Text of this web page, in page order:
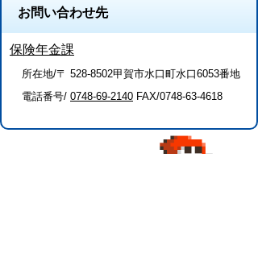
お問い合わせ先
保険年金課
所在地/〒 528-8502甲賀市水口町水口6053番地
電話番号/ 0748-69-2140 FAX/0748-63-4618